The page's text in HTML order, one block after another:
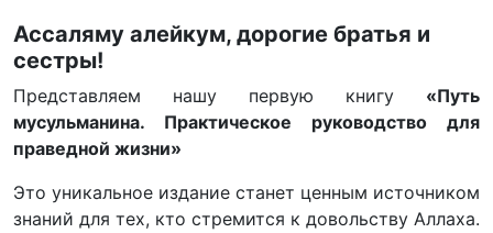
Ассаляму алейкум, дорогие братья и
сестры!
Представляем нашу первую книгу «Путь
мусульманина. Практическое руководство для
праведной жизни»
Это уникальное издание станет ценным источником
знаний для тех, кто стремится к довольству Аллаха.